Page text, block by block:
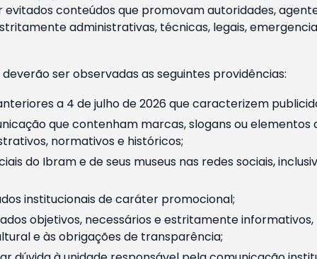
conteúdos que promovam autoridades,
administrativas, técnicas, legais,
ser observadas as seguintes providências:
a 4 de julho de 2026 que caracterizem
que contenham marcas, slogans ou elementos
normativos e históricos;
do Ibram e de seus museus nas redes sociais,
institucionais de caráter promocional;
objetivos, necessários e estritamente
e às obrigações de transparência;